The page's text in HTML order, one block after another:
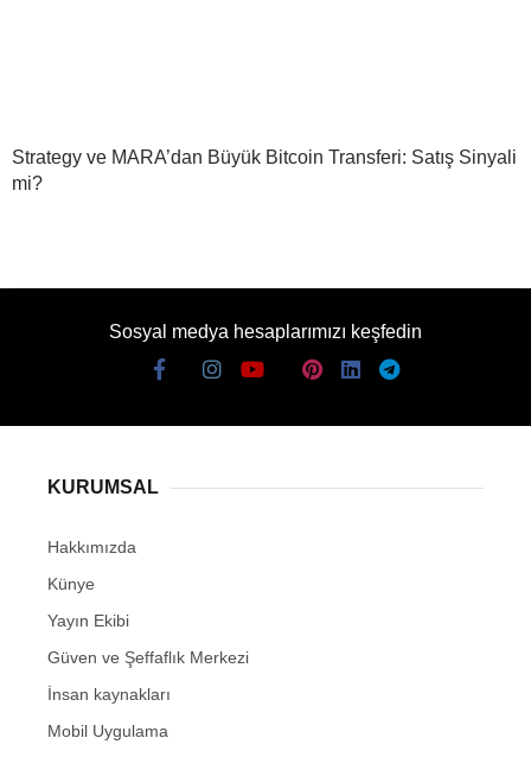
Strategy ve MARA’dan Büyük Bitcoin Transferi: Satış Sinyali
mi?
Sosyal medya hesaplarımızı keşfedin
KURUMSAL
Hakkımızda
Künye
Yayın Ekibi
Güven ve Şeffaflık Merkezi
İnsan kaynakları
Mobil Uygulama